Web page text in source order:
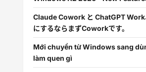
Claude Cowork と ChatGPT Work
にするならまずCoworkです。
Mới chuyển từ Windows sang
làm quen gì